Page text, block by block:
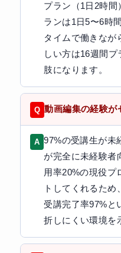
プラン（1日2時間
ランは1日5〜6時
タイムで働きなが
しい方は16週間
肢になります。
動画編集の経験が
97%の受講生が未
が完全に未経験者
用率20%の現役プ
トしてくれるため
受講完了率97%と
折しにくい環境を